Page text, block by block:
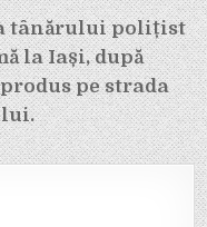
tânărului polițist
la Iași, după
pe strada